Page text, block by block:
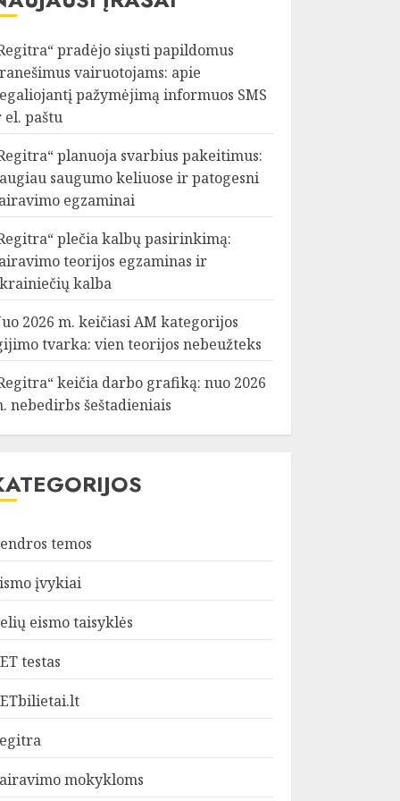
pradėjo siųsti papildomus
vairuotojams: apie
pažymėjimą informuos SMS
el. paštu
planuoja svarbius pakeitimus:
saugumo keliuose ir patogesni
egzaminai
plečia kalbų pasirinkimą:
teorijos egzaminas ir
kalba
2026 m. keičiasi AM kategorijos
tvarka: vien teorijos nebeužteks
keičia darbo grafiką: nuo 2026
nebedirbs šeštadieniais
temos
įvykiai
eismo taisyklės
testas
mokykloms